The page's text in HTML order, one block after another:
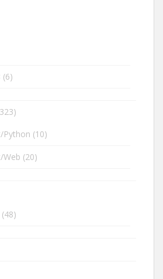
(6)
Python (10)
Web (20)
(48)